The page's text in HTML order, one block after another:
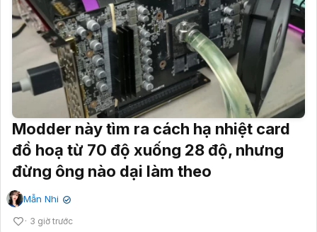
Modder này tìm ra cách hạ nhiệt card
đồ hoạ từ 70 độ xuống 28 độ, nhưng
đừng ông nào dại làm theo
Mẫn Nhi ✔
3 giờ trước